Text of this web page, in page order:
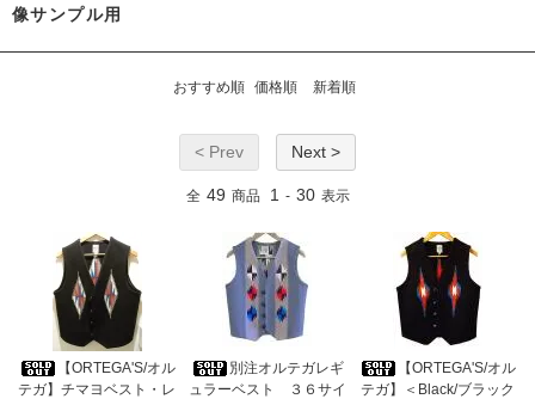
像サンプル用
おすすめ順 価格順 新着順
< Prev Next >
全 49 商品 1 - 30 表示
【ORTEGA'S/オル
テガ】チマヨベスト・レ
別注オルテガレギ
ュラーベスト ３６サイ
【ORTEGA'S/オル
テガ】＜Black/ブラック